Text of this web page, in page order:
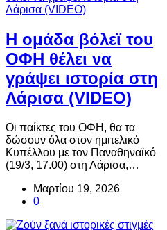
Η ομάδα βόλεϊ του
ΟΦΗ θέλει να
γράψει ιστορία στη
Λάρισα (VIDEO)
Οι παίκτες του ΟΦΗ, θα τα
δώσουν όλα στον ημιτελικό
Κυπέλλου με τον Παναθηναϊκό
(19/3, 17.00) στη Λάρισα,…
Μαρτίου 19, 2026
0